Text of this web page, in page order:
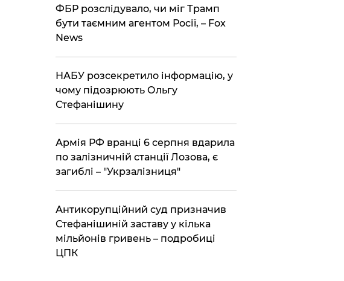
ФБР розслідувало, чи міг Трамп
бути таємним агентом Росії, – Fox
News
НАБУ розсекретило інформацію, у
чому підозрюють Ольгу
Стефанішину
Армія РФ вранці 6 серпня вдарила
по залізничній станції Лозова, є
загиблі – "Укрзалізниця"
Антикорупційний суд призначив
Стефанішиній заставу у кілька
мільйонів гривень – подробиці
ЦПК